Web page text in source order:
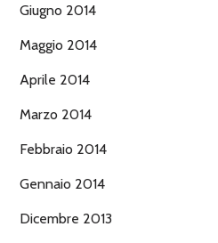
Giugno 2014
Maggio 2014
Aprile 2014
Marzo 2014
Febbraio 2014
Gennaio 2014
Dicembre 2013